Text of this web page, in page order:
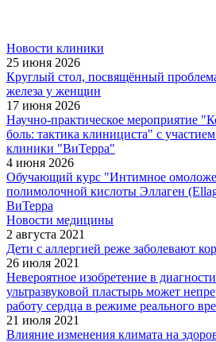
Новости клиники
25 июня 2026
Круглый стол, посвящённый
железа у женщин
17 июня 2026
Научно-практическое мероприятие
боль: тактика клинициста" с
клиники "ВиТерра"
4 июня 2026
Обучающий курс "Интимное
полимолочной кислоты Эллаген
ВиТерра
Новости медицины
2 августа 2021
Дети с аллергией реже заболевают
26 июля 2021
Невероятное изобретение в
ультразвуковой пластырь может
работу сердца в режиме реального
21 июля 2021
Влияние изменения климата на